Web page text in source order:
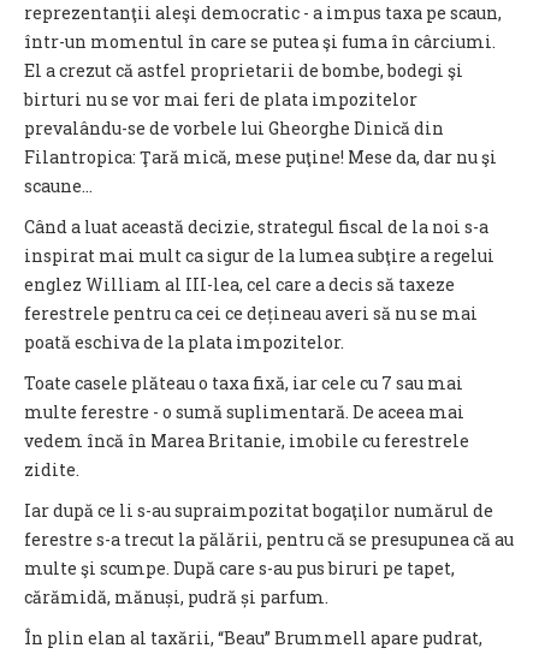
reprezentanţii aleşi democratic - a impus taxa pe scaun,
într-un momentul în care se putea şi fuma în cârciumi.
El a crezut că astfel proprietarii de bombe, bodegi şi
birturi nu se vor mai feri de plata impozitelor
prevalându-se de vorbele lui Gheorghe Dinică din
Filantropica: Ţară mică, mese puţine! Mese da, dar nu şi
scaune…
Când a luat această decizie, strategul fiscal de la noi s-a
inspirat mai mult ca sigur de la lumea subţire a regelui
englez William al III-lea, cel care a decis să taxeze
ferestrele pentru ca cei ce dețineau averi să nu se mai
poată eschiva de la plata impozitelor.
Toate casele plăteau o taxa fixă, iar cele cu 7 sau mai
multe ferestre - o sumă suplimentară. De aceea mai
vedem încă în Marea Britanie, imobile cu ferestrele
zidite.
Iar după ce li s-au supraimpozitat bogaţilor numărul de
ferestre s-a trecut la pălării, pentru că se presupunea că au
multe şi scumpe. După care s-au pus biruri pe tapet,
cărămidă, mănuși, pudră și parfum.
În plin elan al taxării, “Beau” Brummell apare pudrat,